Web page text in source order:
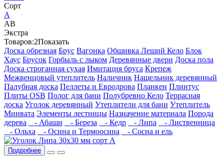
Сорт
А
АВ
Экстра
Товаров:2Показать
Доска обрезная Брус Вагонка Обшивка Леший Кело Блок
Хаус Брусок Горбыль с лыком Деревянные двери Доска пола
Доска строганная сухая Имитация бруса Крепеж
Межвенцовый утеплитель Наличник Нащельник деревянный
Палубная доска Пеллеты и Евродрова Планкен Плинтус
Плиты OSB Полог для бани Полубревно Кело Террасная
доска Уголок деревянный Утеплители для бани Утеплитель
Минвата Элементы лестницы Назначение материала Порода
дерева
- Абаши - Береза - Кедр - Липа
- Лиственница
- Ольха
- Осина и Термоосина - Сосна и ель
Подробнее